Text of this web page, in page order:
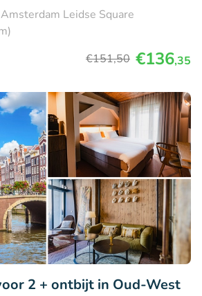
Leidse Square
€151,50 €136,35
2 + ontbijt in Oud-West